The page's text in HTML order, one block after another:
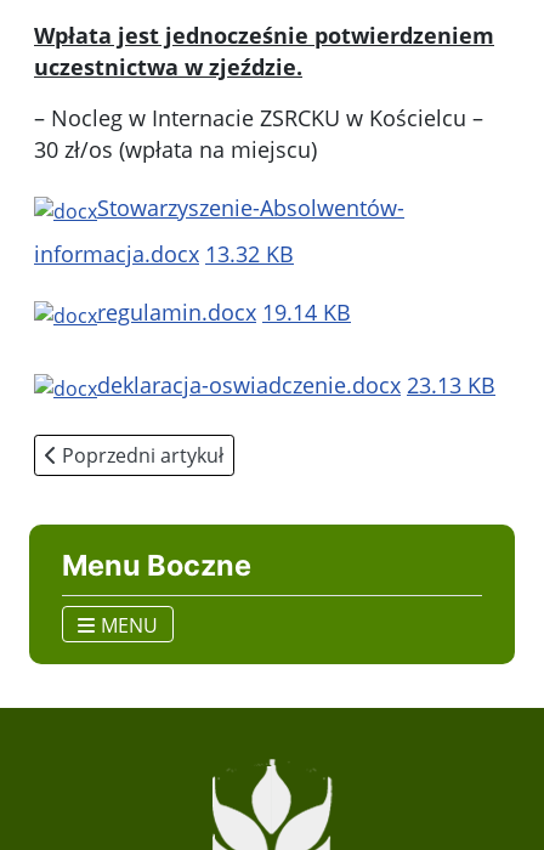
Wpłata jest jednocześnie potwierdzeniem
uczestnictwa w zjeździe.
– Nocleg w Internacie ZSRCKU w Kościelcu –
30 zł/os (wpłata na miejscu)
Stowarzyszenie-Absolwentów-
informacja.docx 13.32 KB
regulamin.docx 19.14 KB
deklaracja-oswiadczenie.docx 23.13 KB
Poprzedni artykuł: Nasi absolwenci
Poprzedni artykuł
Menu Boczne
MENU